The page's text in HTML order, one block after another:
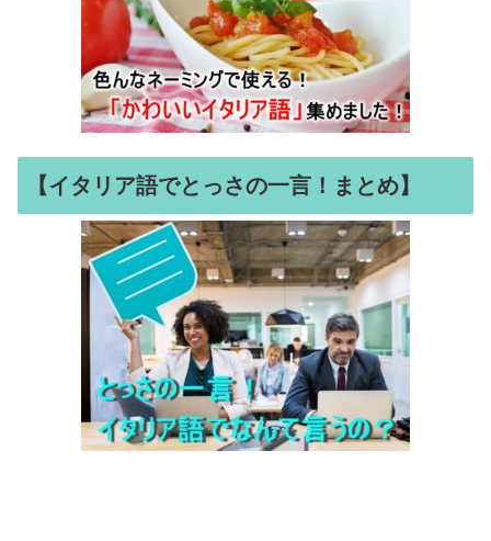
【イタリア語でとっさの一言！まとめ】